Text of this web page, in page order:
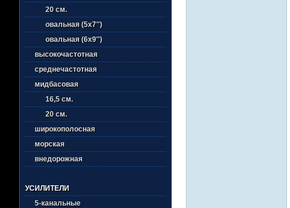
20 см.
овальная (5х7'')
овальная (6х9'')
высокочастотная
среднечастотная
мидбасовая
16,5 см.
20 см.
широкополосная
морская
внедорожная
УСИЛИТЕЛИ
5-канальные